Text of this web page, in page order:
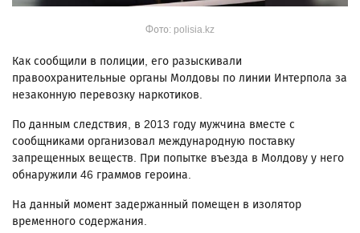
Фото: polisia.kz
Как сообщили в полиции, его разыскивали
правоохранительные органы Молдовы по линии Интерпола за
незаконную перевозку наркотиков.
По данным следствия, в 2013 году мужчина вместе с
сообщниками организовал международную поставку
запрещенных веществ. При попытке въезда в Молдову у него
обнаружили 46 граммов героина.
На данный момент задержанный помещен в изолятор
временного содержания.